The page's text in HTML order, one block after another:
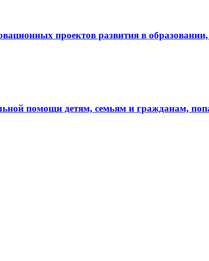
проектов развития в
помощи детям, семьям и гражданам,